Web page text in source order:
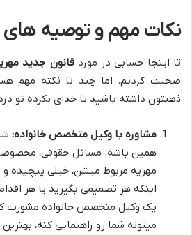
نکات مهم و توصیه
تا اینجا حسابی در موردقانون جدید
صحبت کردیم. اما چند تا نکته مهم
ذهنتون داشته باشید تا خدای نکرده تو
مشاوره با وکیل متخصص خانواده:
همین باشه. مسائل حقوقی، مخصوصاً
مهریه مربوط میشن، خیلی
اینکه هر تصمیمی بگیرید یا هر
یک وکیل متخصص خانواده مشورت
میتونه شما رو راهنمایی کنه،